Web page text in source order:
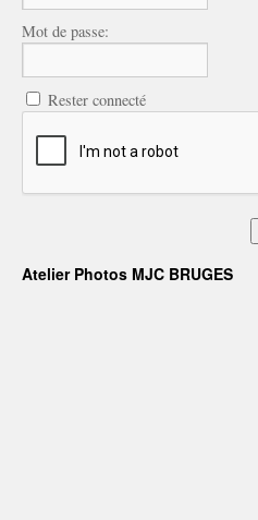
Mot de passe:
Rester connecté
Atelier Photos MJC BRUGES